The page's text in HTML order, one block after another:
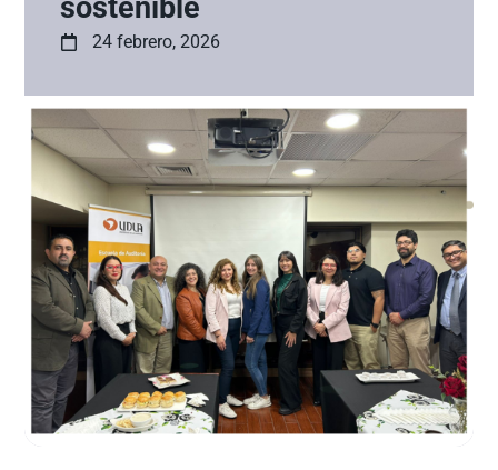
sostenible
24 febrero, 2026